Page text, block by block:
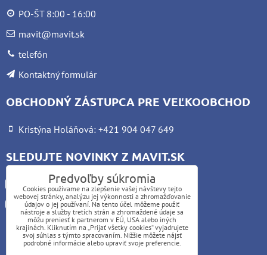
PO-ŠT 8:00 - 16:00
mavit@mavit.sk
telefón
Kontaktný formulár
OBCHODNÝ ZÁSTUPCA PRE VEĽKOOBCHOD
Kristýna Holáňová: +421 904 047 649
SLEDUJTE NOVINKY Z MAVIT.SK
Facebook
Instagram
UPOZORNENIE:
Predvoľby súkromia
Cookies používame na zlepšenie vašej návštevy tejto
webovej stránky, analýzu jej výkonnosti a zhromažďovanie
údajov o jej používaní. Na tento účel môžeme použiť
nástroje a služby tretích strán a zhromaždené údaje sa
môžu preniesť k partnerom v EÚ, USA alebo iných
krajinách. Kliknutím na „Prijať všetky cookies“ vyjadrujete
svoj súhlas s týmto spracovaním. Nižšie môžete nájsť
podrobné informácie alebo upraviť svoje preferencie.